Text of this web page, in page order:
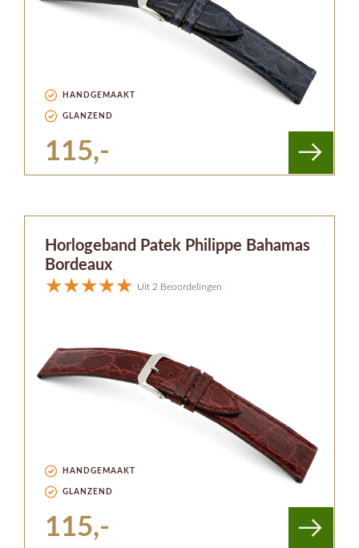
HANDGEMAAKT
GLANZEND
115,-
Horlogeband Patek Philippe Bahamas
Bordeaux
Uit 2 Beoordelingen
HANDGEMAAKT
GLANZEND
115,-